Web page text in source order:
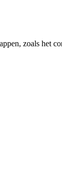
zoals het